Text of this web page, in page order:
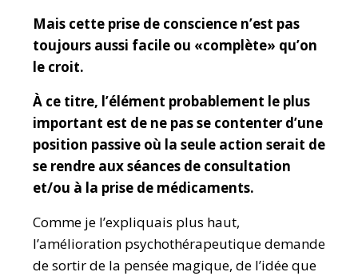
Mais cette prise de conscience n’est pas
toujours aussi facile ou «complète» qu’on
le croit.
À ce titre, l’élément probablement le plus
important est de ne pas se contenter d’une
position passive où la seule action serait de
se rendre aux séances de consultation
et/ou à la prise de médicaments.
Comme je l’expliquais plus haut,
l’amélioration psychothérapeutique demande
de sortir de la pensée magique, de l’idée que